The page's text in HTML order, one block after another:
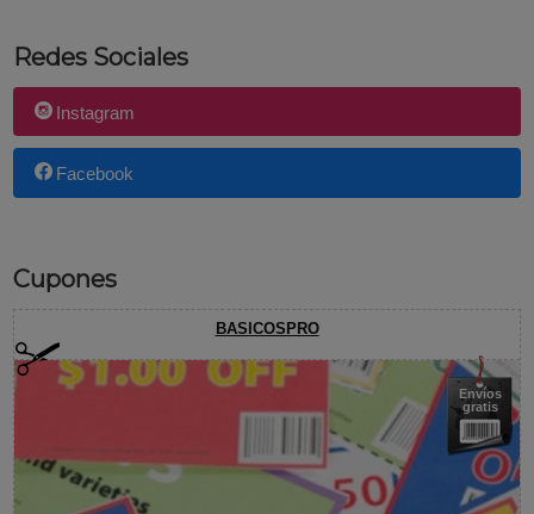
Redes Sociales
Instagram
Facebook
Cupones
BASICOSPRO
Envíos
gratis